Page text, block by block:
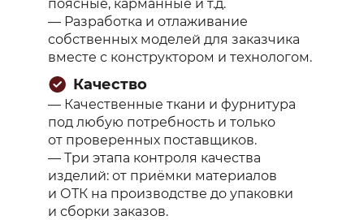
поясные, карманные и т.д.
— Разработка и отлаживание
собственных моделей для заказчика
вместе с конструктором и технологом.
Качество
— Качественные ткани и фурнитура
под любую потребность и только
от проверенных поставщиков.
— Три этапа контроля качества
изделий: от приёмки материалов
и ОТК на производстве до упаковки
и сборки заказов.